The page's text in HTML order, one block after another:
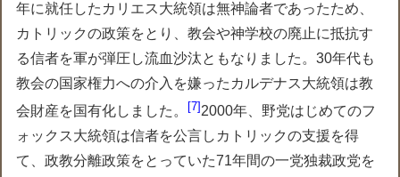
年に就任したカリエス大統領は無神論者であったため、
カトリックの政策をとり、教会や神学校の廃止に抵抗す
る信者を軍が弾圧し流血沙汰ともなりました。30年代も
教会の国家権力への介入を嫌ったカルデナス大統領は教
会財産を国有化しました。
7 2000年、野党はじめてのフ
ォックス大統領は信者を公言しカトリックの支援を得
て、政教分離政策をとっていた71年間の一党独裁政党を